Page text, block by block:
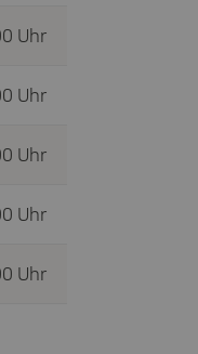
Uhr
Uhr
Uhr
Uhr
Uhr